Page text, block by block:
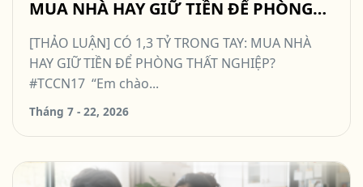
MUA NHÀ HAY GIỮ TIỀN ĐỂ PHÒNG
THẤT NGHIỆP? #TCCN17
[THẢO LUẬN] CÓ 1,3 TỶ TRONG TAY: MUA NHÀ
HAY GIỮ TIỀN ĐỂ PHÒNG THẤT NGHIỆP?
#TCCN17 “Em chào...
Tháng 7 - 22, 2026